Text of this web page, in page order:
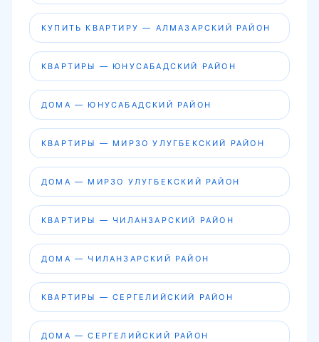
КУПИТЬ КВАРТИРУ — АЛМАЗАРСКИЙ РАЙОН
КВАРТИРЫ — ЮНУСАБАДСКИЙ РАЙОН
ДОМА — ЮНУСАБАДСКИЙ РАЙОН
КВАРТИРЫ — МИРЗО УЛУГБЕКСКИЙ РАЙОН
ДОМА — МИРЗО УЛУГБЕКСКИЙ РАЙОН
КВАРТИРЫ — ЧИЛАНЗАРСКИЙ РАЙОН
ДОМА — ЧИЛАНЗАРСКИЙ РАЙОН
КВАРТИРЫ — СЕРГЕЛИЙСКИЙ РАЙОН
ДОМА — СЕРГЕЛИЙСКИЙ РАЙОН